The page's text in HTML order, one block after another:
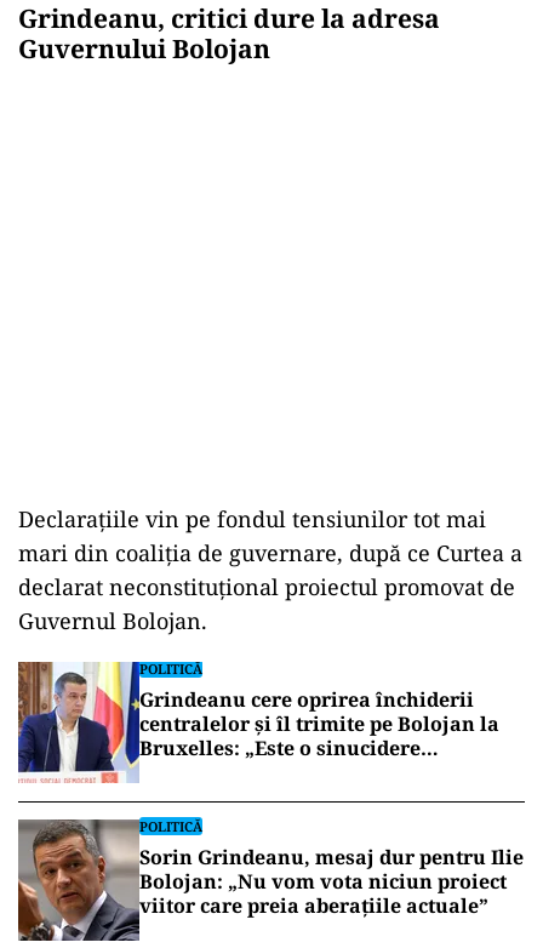
Grindeanu, critici dure la adresa
Guvernului Bolojan
Declarațiile vin pe fondul tensiunilor tot mai
mari din coaliția de guvernare, după ce Curtea a
declarat neconstituțional proiectul promovat de
Guvernul Bolojan.
POLITICĂ
Grindeanu cere oprirea închiderii
centralelor și îl trimite pe Bolojan la
Bruxelles: „Este o sinucidere
POLITICĂ
Sorin Grindeanu, mesaj dur pentru Ilie
Bolojan: „Nu vom vota niciun proiect
viitor care preia aberațiile actuale”